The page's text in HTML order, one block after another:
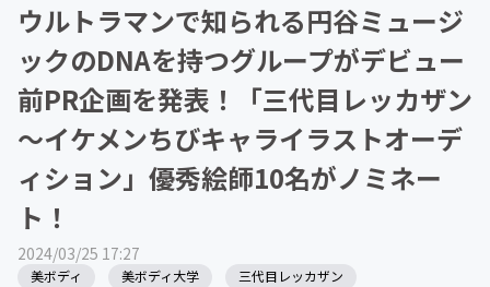
ウルトラマンで知られる円谷ミュージ
ックのDNAを持つグループがデビュー
前PR企画を発表！「三代目レッカザン
～イケメンちびキャライラストオーデ
ィション」優秀絵師10名がノミネー
ト！
2024/03/25 17:27
美ボディ 美ボディ大学 三代目レッカザン